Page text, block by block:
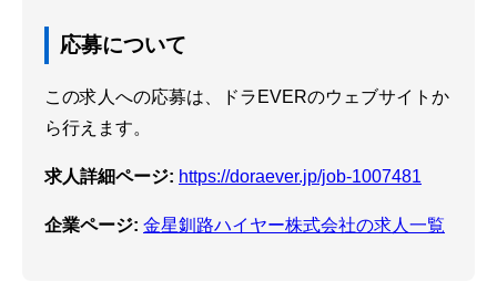
応募について
この求人への応募は、ドラEVERのウェブサイトか
ら行えます。
求人詳細ページ: https://doraever.jp/job-1007481
企業ページ: 金星釧路ハイヤー株式会社の求人一覧